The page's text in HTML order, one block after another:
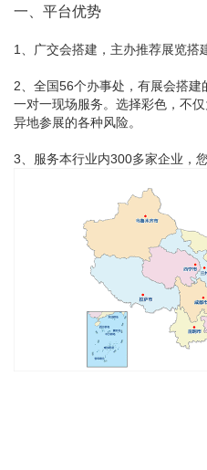
一、平台优势
1、广交会搭建，主办推荐展览搭
2、全国56个办事处，有展会搭
一对一现场服务。选择彩色，不
异地参展的各种风险。
3、服务本行业内300多家企业，